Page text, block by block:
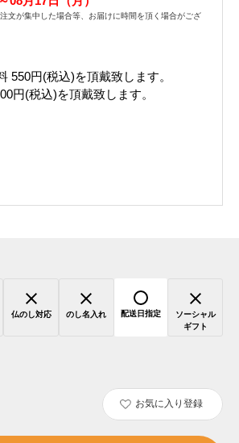
文が集中した場合等、お届けに時間を頂く場合がござ
550円(税込)を頂戴致します。
円(税込)を頂戴致します。
仏のし対応 のし名入れ 配送日指定
ソーシャル
ギフト
お気に入り登録